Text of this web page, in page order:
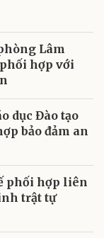
Lâm
hợp với
dục Đào tạo
bảo đảm an
phối hợp liên
trật tự